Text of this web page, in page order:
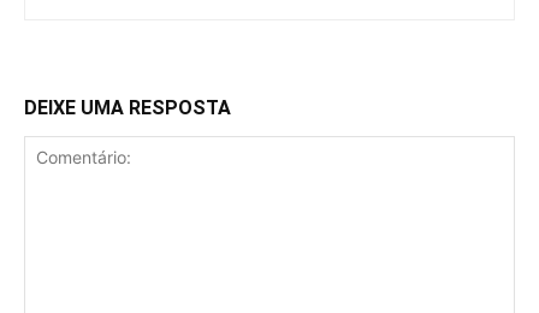
DEIXE UMA RESPOSTA